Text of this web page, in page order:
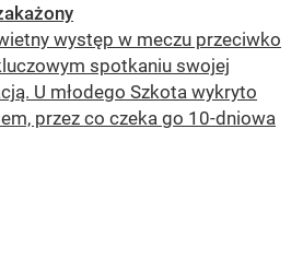
występ w meczu przeciwko
spotkaniu swojej
U młodego Szkota wykryto
przez co czeka go 10-dniowa